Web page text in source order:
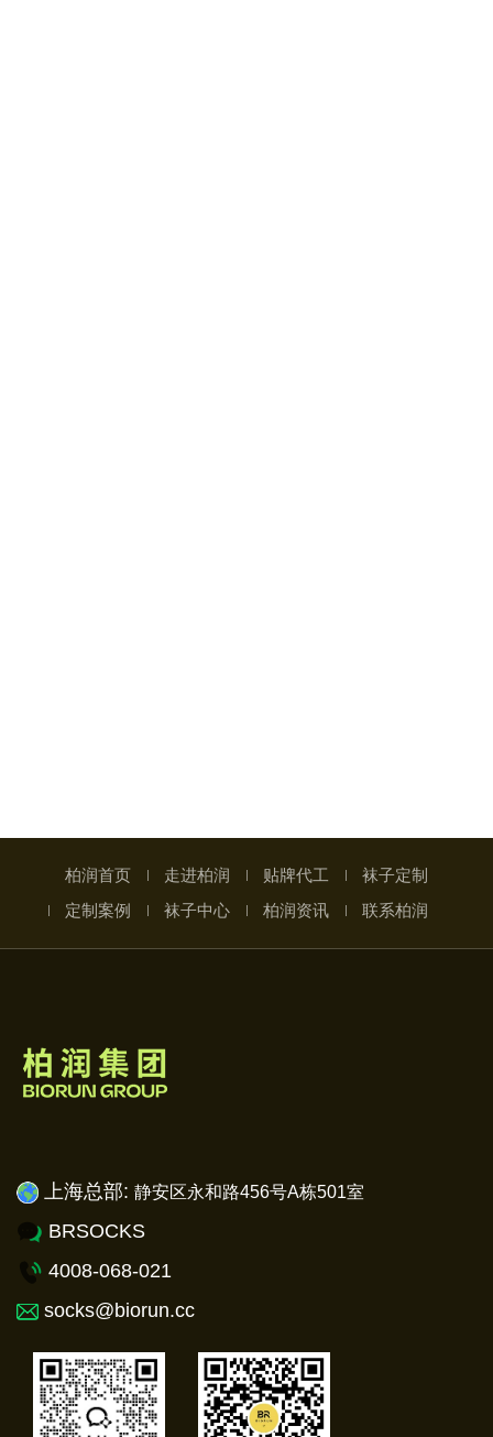
柏润首页 走进柏润 贴牌代工
袜子定制
定制案例
袜子中心 柏润资讯 联系柏润
上海总部: 静安区永和路456号A栋501室
BRSOCKS
4008-068-021
socks@biorun.cc